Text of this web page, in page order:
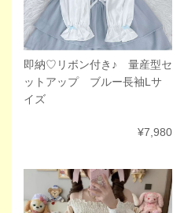
即納♡リボン付き♪ 量産型セ
ットアップ ブルー長袖Lサ
イズ
¥7,980